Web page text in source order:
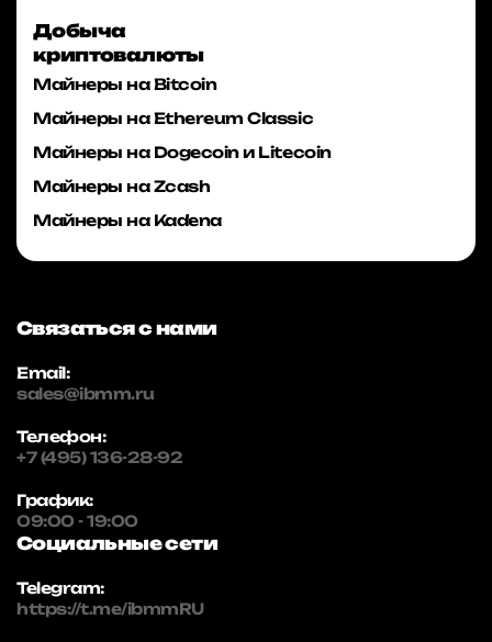
Добыча
криптовалюты
Майнеры на Bitcoin
Майнеры на Ethereum Classic
Майнеры на Dogecoin и Litecoin
Майнеры на Zcash
Майнеры на Kadena
Связаться с нами
Email:
sales@ibmm.ru
Телефон:
+7 (495) 136-28-92
График:
09:00 - 19:00
Социальные сети
Telegram:
https://t.me/ibmmRU